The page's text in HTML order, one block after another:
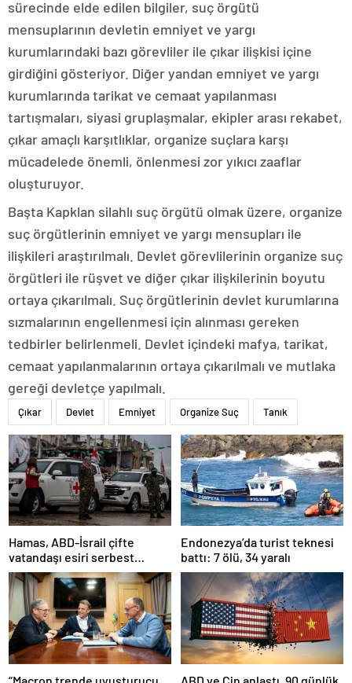
sürecinde elde edilen bilgiler, suç örgütü
mensuplarının devletin emniyet ve yargı
kurumlarındaki bazı görevliler ile çıkar ilişkisi içine
girdiğini gösteriyor. Diğer yandan emniyet ve yargı
kurumlarında tarikat ve cemaat yapılanması
tartışmaları, siyasi gruplaşmalar, ekipler arası rekabet,
çıkar amaçlı karşıtlıklar, organize suçlara karşı
mücadelede önemli, önlenmesi zor yıkıcı zaaflar
oluşturuyor.
Başta Kapklan silahlı suç örgütü olmak üzere, organize
suç örgütlerinin emniyet ve yargı mensupları ile
ilişkileri araştırılmalı. Devlet görevlilerinin organize suç
örgütleri ile rüşvet ve diğer çıkar ilişkilerinin boyutu
ortaya çıkarılmalı. Suç örgütlerinin devlet kurumlarına
sızmalarının engellenmesi için alınması gereken
tedbirler belirlenmeli. Devlet içindeki mafya, tarikat,
cemaat yapılanmalarının ortaya çıkarılmalı ve mutlaka
gereği devletçe yapılmalı.
Çıkar Devlet Emniyet Organize Suç Tanık
Hamas, ABD-İsrail çifte
vatandaşı esiri serbest
bırakacağını duyurdu
Endonezya’da turist teknesi
battı: 7 ölü, 34 yaralı
“Macron trende uyuşturucu
ABD ve Çin anlaştı, 90 günlük